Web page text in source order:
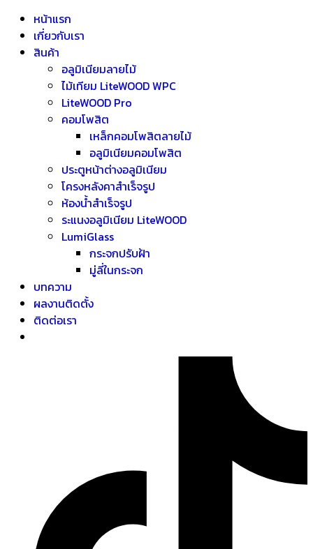
หน้าแรก
เกี่ยวกับเรา
สินค้า
อลูมิเนียมลายไม้
ไม้เทียม LiteWOOD WPC
LiteWOOD Pro
คอมโพสิต
เหล็กคอมโพสิตลายไม้
อลูมิเนียมคอมโพสิต
ประตูหน้าต่างอลูมิเนียม
โครงหลังคาสำเร็จรูป
ห้องน้ำสำเร็จรูป
ระแนงอลูมิเนียม LiteWOOD
LumiGlass
กระจกปรับฝ้า
มู่ลี่ในกระจก
บทความ
ผลงานติดตั้ง
ติดต่อเรา